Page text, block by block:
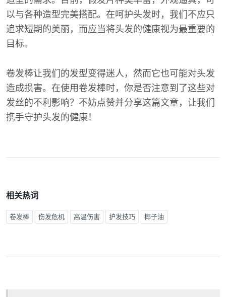
以与各种造型完美搭配。在呵护头发时，我们不应只
追求短期的美丽，而应当将头发的健康视为最重要的
目标。
卷发棒让我们的发型变得迷人，然而它也可能对头发
造成损害。在使用卷发棒时，你是否注意到了这些对
发丝的不利影响？不妨点赞并分享这篇文章，让我们
携手守护头发的健康！
相关热词
卷发棒 伤发危机 高温伤害 护发技巧 椰子油